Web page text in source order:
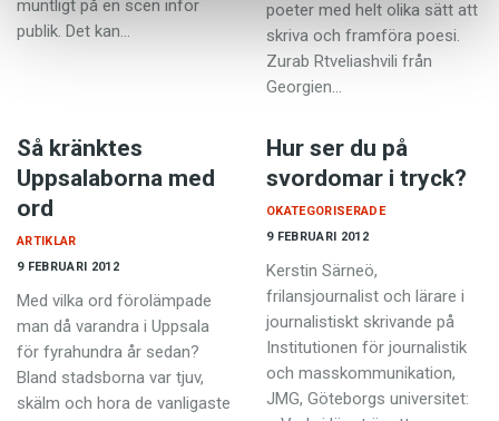
muntligt på en scen inför
publik. Det kan…
poeter med helt olika sätt att
skriva och framföra poesi.
Zurab Rtveliashvili från
Georgien…
Så kränktes
Uppsalaborna med
ord
9 FEBRUARI 2012
ARTIKLAR
Med vilka ord förolämpade
man då varandra i Uppsala
för fyrahundra år sedan?
Bland stadsborna var tjuv,
skälm och hora de vanligaste
Hur ser du på
svordomar i tryck?
9 FEBRUARI 2012
OKATEGORISERADE
Kerstin Särneö,
frilansjournalist och lärare i
journalistiskt skrivande på
Institutionen för journalistik
och masskommunikation,
JMG, Göteborgs universitet: